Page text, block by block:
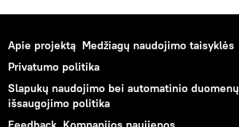
Apie projektą Medžiagų naudojimo taisyklės
Privatumo politika
Slapukų naudojimo bei automatinio duomenų
išsaugojimo politika